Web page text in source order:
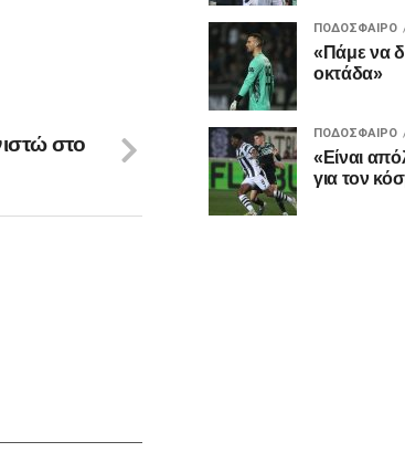
στο
ΠΟΔΌΣΦΑΙΡΟ
«Πάμε να
οκτάδα»
ΠΟΔΌΣΦΑΙΡΟ
«Είναι
για τον